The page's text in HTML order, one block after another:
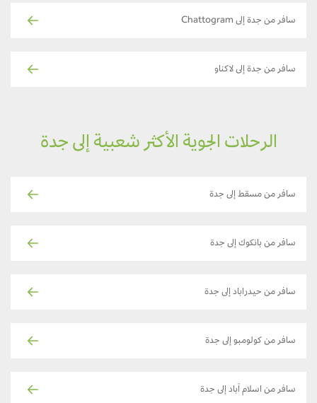
سافر من جدة إلى Chattogram
سافر من جدة إلى لاكناو
الرحلات الجوية الأكثر شعبية إلى جدة
سافر من مسقط إلى جدة
سافر من بانكوك إلى جدة
سافر من حيدراباد إلى جدة
سافر من كولومبو إلى جدة
سافر من اسلام آباد إلى جدة